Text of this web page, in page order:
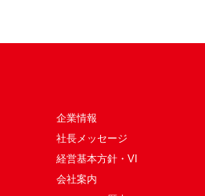
企業情報
社長メッセージ
経営基本方針・VI
会社案内